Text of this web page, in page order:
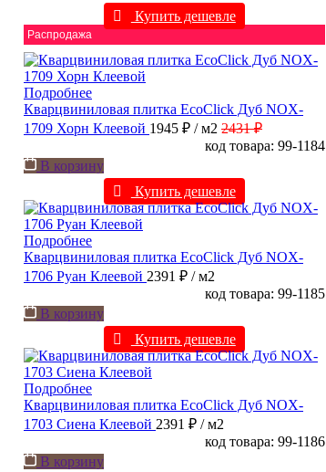
Купить дешевле
Распродажа
Подробнее
Кварцвиниловая плитка EcoClick Дуб NOX-
1709 Хорн Клеевой 1945 ₽ / м2 2431 ₽
код товара: 99-1184
В корзину
Купить дешевле
Подробнее
Кварцвиниловая плитка EcoClick Дуб NOX-
1706 Руан Клеевой 2391 ₽ / м2
код товара: 99-1185
В корзину
Купить дешевле
Подробнее
Кварцвиниловая плитка EcoClick Дуб NOX-
1703 Сиена Клеевой 2391 ₽ / м2
код товара: 99-1186
В корзину